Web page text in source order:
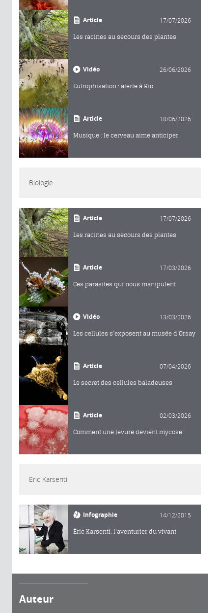
Article 17/07/2026
Les racines au secours des plantes
Vidéo 26/06/2026
Eutrophisation : alerte à Rio
Article 18/06/2026
Musique : le cerveau aime anticiper
Biologie
Article 17/07/2026
Les racines au secours des plantes
Article 17/03/2026
Ces parasites qui nous manipulent
Vidéo 13/03/2026
Les cellules s’exposent au musée d’Orsay
Article 07/04/2026
Le secret des cellules baladeuses
Article 02/03/2026
Comment une levure devient mycose
Eric Karsenti
Infographie 14/12/2015
Éric Karsenti, l'aventurier du vivant
Auteur